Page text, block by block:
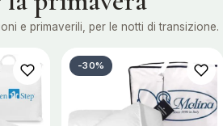
e primaverili, per le notti di transizione.
-30%